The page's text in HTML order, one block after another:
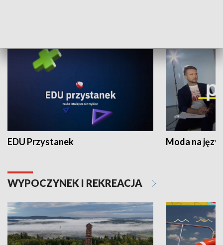
EDU Przystanek Moda na
WYPOCZYNEK I REKREACJA